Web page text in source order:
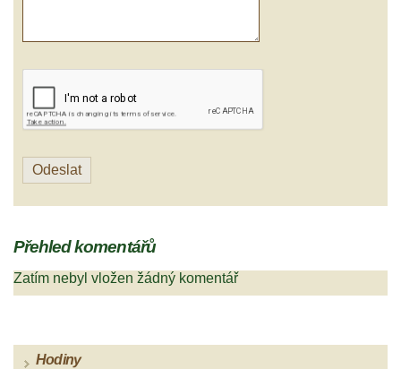
Přehled komentářů
Zatím nebyl vložen žádný komentář
Hodiny